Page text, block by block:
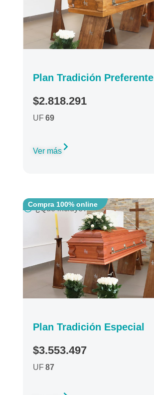
Plan Tradición Preferente
$2.818.291
UF 69
¿Qué incluye?
Ver más
Compra 100% online
Plan Tradición Especial
$3.553.497
UF 87